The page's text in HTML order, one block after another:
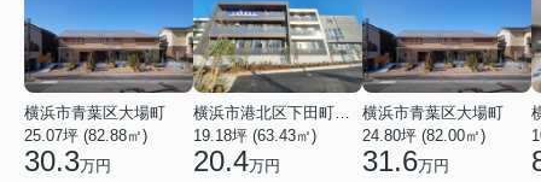
横浜市青葉区大場町
25.07坪 (82.88㎡)
30.3万円
19.18坪 (63.43㎡)
20.4万円
横浜市青葉区大場町
24.80坪 (82.00㎡)
31.6万円